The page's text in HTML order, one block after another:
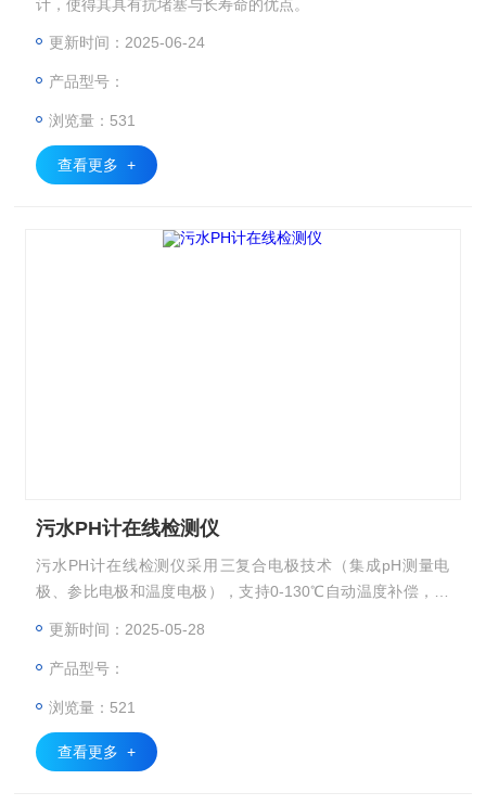
计，使得其具有抗堵塞与长寿命的优点。
更新时间：2025-06-24
产品型号：
浏览量：531
查看更多 +
污水PH计在线检测仪
污水PH计在线检测仪采用​​三复合电极技术​​（集成pH测量电
极、参比电极和温度电极），支持0-130℃自动温度补偿，有
更新时间：2025-05-28
产品型号：
浏览量：521
查看更多 +